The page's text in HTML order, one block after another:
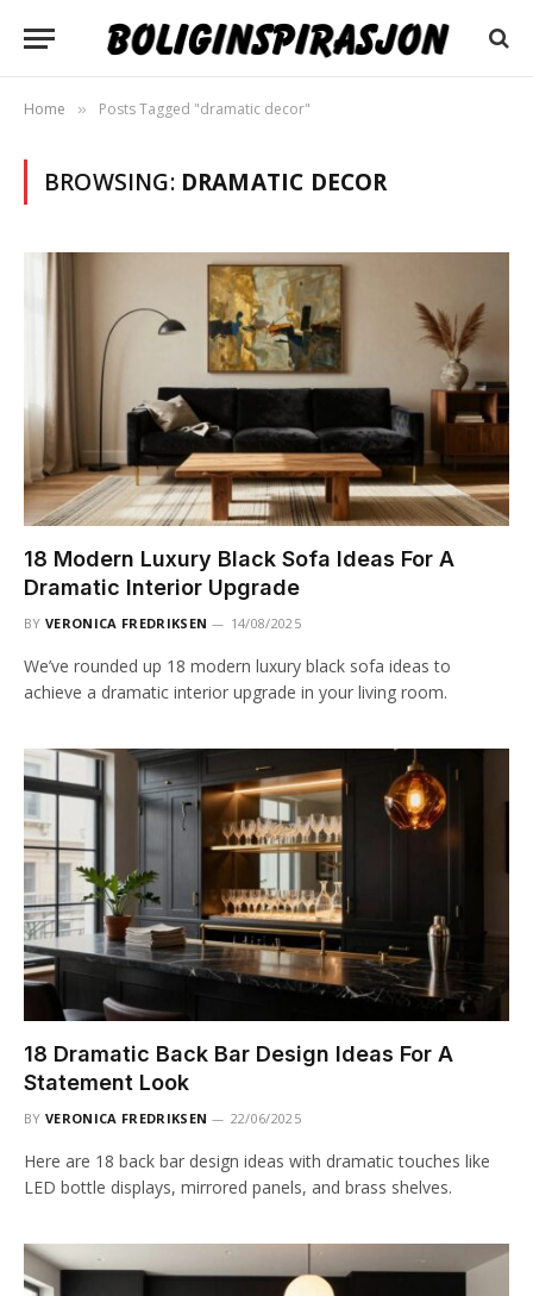
Home » Posts Tagged "dramatic decor"
BROWSING: DRAMATIC DECOR
18 Modern Luxury Black Sofa Ideas For A
Dramatic Interior Upgrade
BY VERONICA FREDRIKSEN 14/08/2025
We’ve rounded up 18 modern luxury black sofa ideas to
achieve a dramatic interior upgrade in your living room.
18 Dramatic Back Bar Design Ideas For A
Statement Look
BY VERONICA FREDRIKSEN 22/06/2025
Here are 18 back bar design ideas with dramatic touches like
LED bottle displays, mirrored panels, and brass shelves.